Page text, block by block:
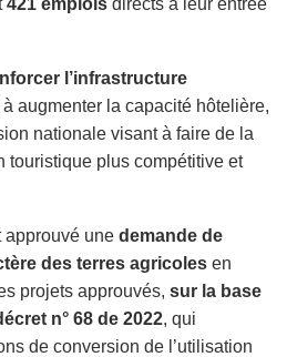
l’infrastructure
augmenter la capacité hôtelière,
nationale visant à faire de la
touristique plus compétitive et
approuvé une demande de
des terres agricoles en
projets approuvés, sur la base
n° 68 de 2022, qui
de conversion de l’utilisation